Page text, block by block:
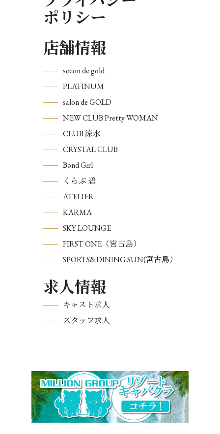
ポリシー
店舗情報
secon de gold
PLATINUM
salon de GOLD
NEW CLUB Pretty WOMAN
CLUB 涼水
CRYSTAL CLUB
Bond Girl
くらぶ 碧
ATELIER
KARMA
SKY LOUNGE
FIRST ONE（宮古島）
SPORTS&DINING SUN(宮古島）
求人情報
キャスト求人
スタッフ求人